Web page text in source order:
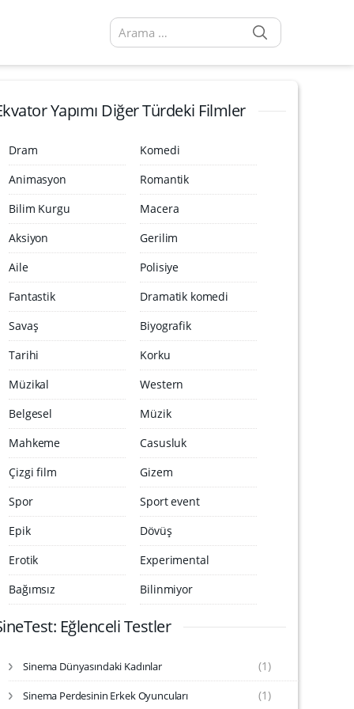
Arama sonuçları:
Yapımı Diğer Türdeki Filmler
Dram
Komedi
Animasyon
Romantik
Bilim Kurgu
Macera
Aksiyon
Gerilim
Aile
Polisiye
Fantastik
Dramatik komedi
Savaş
Biyografik
Tarihi
Korku
Müzikal
Western
Belgesel
Müzik
Mahkeme
Casusluk
Çizgi film
Gizem
Spor
Sport event
Epik
Dövüş
Erotik
Experimental
Bağımsız
Bilinmiyor
Eğlenceli Testler
Sinema Dünyasındaki Kadınlar (1)
Sinema Perdesinin Erkek Oyuncuları (1)